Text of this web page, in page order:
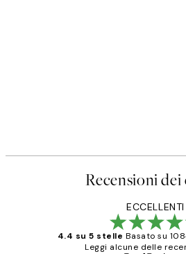
Recensioni
ECCELLENTI
4.4 su 5 stelle Basato su
Leggi alcune delle